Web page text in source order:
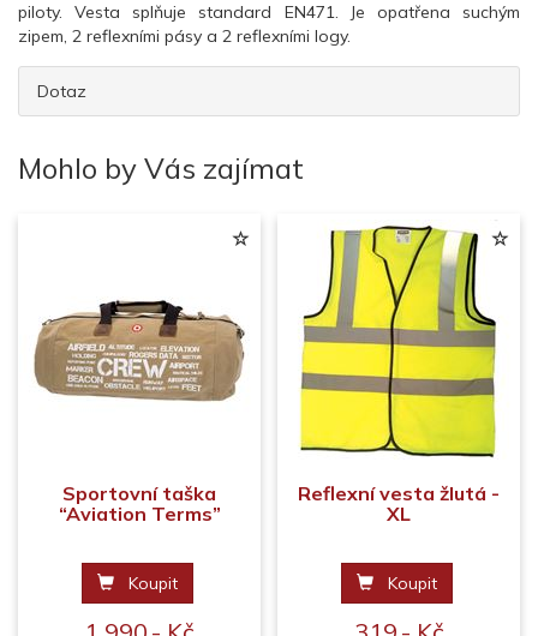
piloty. Vesta splňuje standard EN471. Je opatřena suchým
zipem, 2 reflexními pásy a 2 reflexními logy.
Dotaz
Mohlo by Vás zajímat
Sportovní taška
“Aviation Terms”
Koupit
Reflexní vesta žlutá -
XL
Koupit